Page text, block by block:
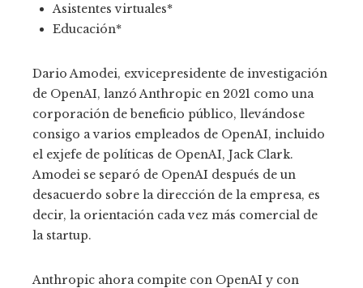
Asistentes virtuales*
Educación*
Dario Amodei, exvicepresidente de investigación
de OpenAI, lanzó Anthropic en 2021 como una
corporación de beneficio público, llevándose
consigo a varios empleados de OpenAI, incluido
el exjefe de políticas de OpenAI, Jack Clark.
Amodei se separó de OpenAI después de un
desacuerdo sobre la dirección de la empresa, es
decir, la orientación cada vez más comercial de
la startup.
Anthropic ahora compite con OpenAI y con